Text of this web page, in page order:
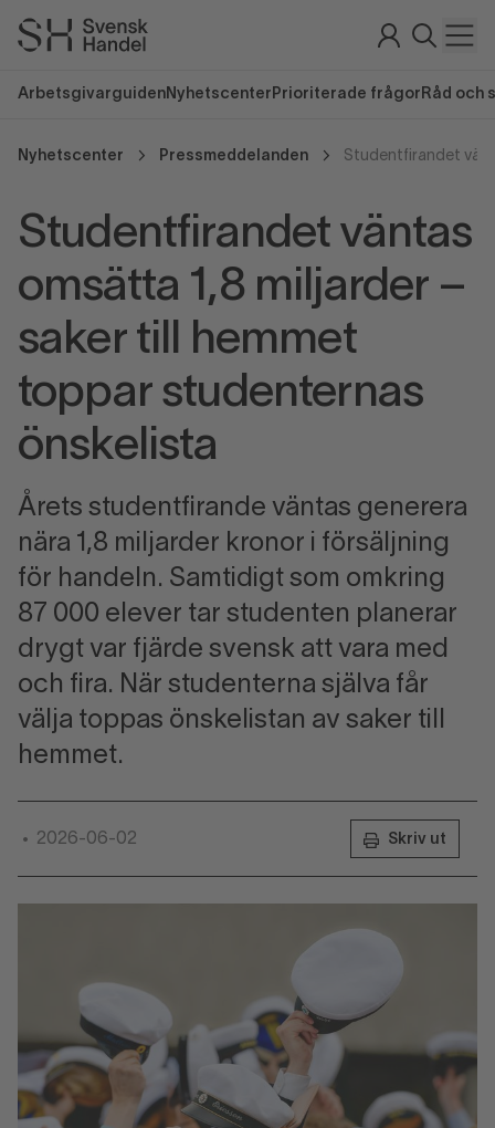
Arbetsgivarguiden Nyhetscenter Prioriterade frågor Råd och
Nyhetscenter Pressmeddelanden
Studentfirandet väntas
omsätta 1,8 miljarder –
saker till hemmet
toppar studenternas
önskelista
Årets studentfirande väntas generera
nära 1,8 miljarder kronor i försäljning
för handeln. Samtidigt som omkring
87 000 elever tar studenten planerar
drygt var fjärde svensk att vara med
och fira. När studenterna själva får
välja toppas önskelistan av saker till
hemmet.
• 2026-06-02 Skriv ut